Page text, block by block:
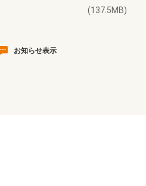
(137.5MB)
お知らせ表示